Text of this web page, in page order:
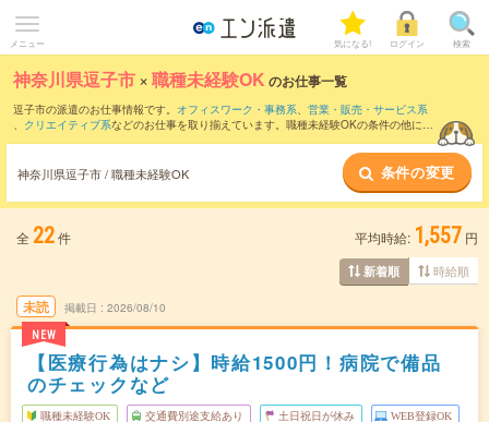
メニュー 気になる! ログイン 検索
神奈川県逗子市 ×職種未経験OK のお仕事一覧
逗子市の派遣のお仕事情報です。 オフィスワーク・事務系、 営業・販売・サービス系
、 クリエイティブ系などのお仕事を取り揃えています。職種未経験OKの条件の他に、
神奈川県逗子市 / 職種未経験OK 条件の変更
全 22件 平均時給: 1,557 円
新着順 時給順
未読
NEW
掲載日 2026/08/10
【医療行為はナシ】時給1500円！病院で備品
のチェックなど
職種未経験OK 交通費別途支給あり 土日祝日が休み WEB登録OK